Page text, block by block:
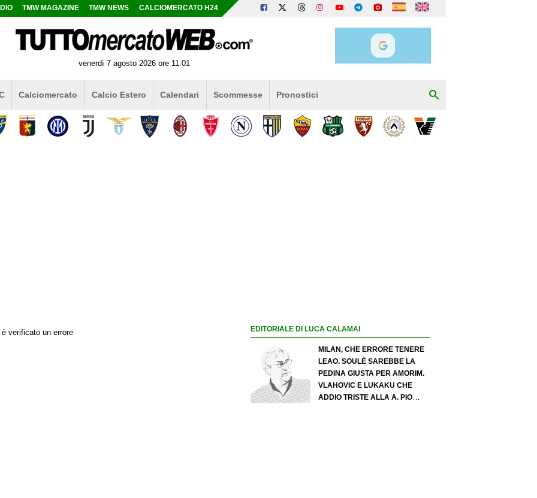
TMW MAGAZINE TMW NEWS CALCIOMERCATO H24
venerdì 7 agosto 2026 ore 11:01
Calciomercato Calcio Estero Calendari Scommesse Pronostici
verificato un errore EDITORIALE DI LUCA CALAMAI
MILAN, CHE ERRORE TENERE
LEAO. SOULÈ SAREBBE LA
PEDINA GIUSTA PER AMORIM.
VLAHOVIC E LUKAKU CHE
ADDIO TRISTE ALLA A. PIO